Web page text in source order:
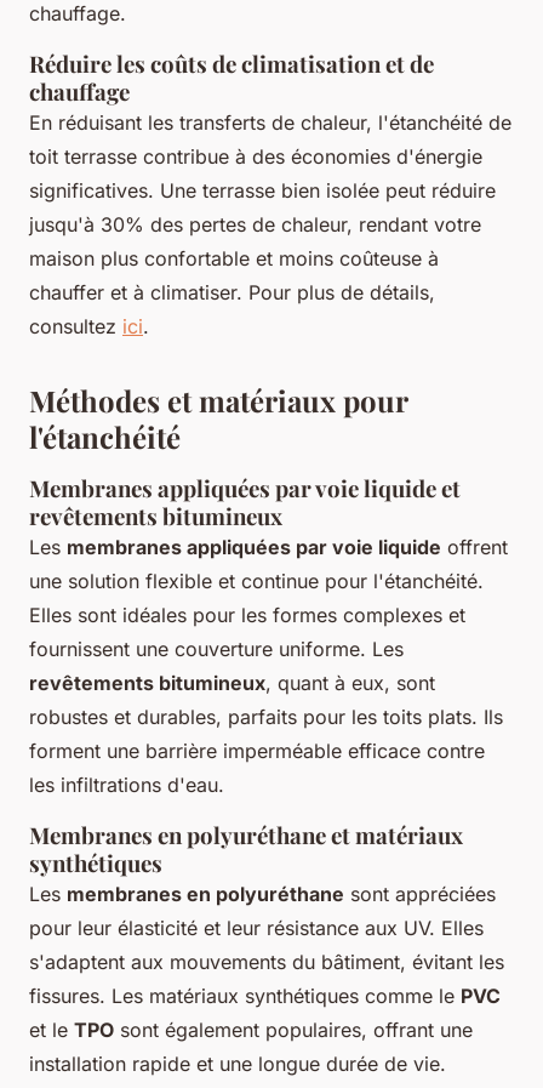
chauffage.
Réduire les coûts de climatisation et de
chauffage
En réduisant les transferts de chaleur, l'étanchéité de
toit terrasse contribue à des économies d'énergie
significatives. Une terrasse bien isolée peut réduire
jusqu'à 30% des pertes de chaleur, rendant votre
maison plus confortable et moins coûteuse à
chauffer et à climatiser. Pour plus de détails,
consultez ici.
Méthodes et matériaux pour
l'étanchéité
Membranes appliquées par voie liquide et
revêtements bitumineux
Les membranes appliquées par voie liquide offrent
une solution flexible et continue pour l'étanchéité.
Elles sont idéales pour les formes complexes et
fournissent une couverture uniforme. Les
revêtements bitumineux, quant à eux, sont
robustes et durables, parfaits pour les toits plats. Ils
forment une barrière imperméable efficace contre
les infiltrations d'eau.
Membranes en polyuréthane et matériaux
synthétiques
Les membranes en polyuréthane sont appréciées
pour leur élasticité et leur résistance aux UV. Elles
s'adaptent aux mouvements du bâtiment, évitant les
fissures. Les matériaux synthétiques comme le PVC
et le TPO sont également populaires, offrant une
installation rapide et une longue durée de vie.